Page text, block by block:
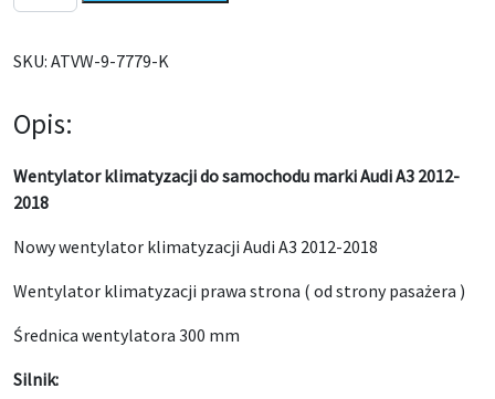
SKU: ATVW-9-7779-K
Opis:
Wentylator klimatyzacji do samochodu marki Audi A3 2012-
2018
Nowy wentylator klimatyzacji Audi A3 2012-2018
Wentylator klimatyzacji prawa strona ( od strony pasażera )
Średnica wentylatora 300 mm
Silnik: